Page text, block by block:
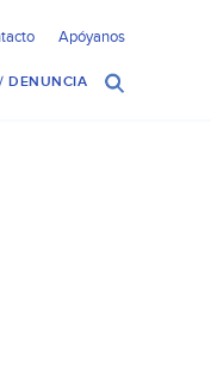
Apóyanos
DENUNCIA